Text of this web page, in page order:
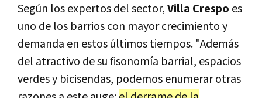
Según los expertos del sector,Villa Crespo es
uno de los barrios con mayor crecimiento y
demanda en estos últimos tiempos. "Además
del atractivo de su fisonomía barrial, espacios
verdes y bicisendas, podemos enumerar otras